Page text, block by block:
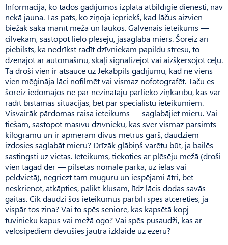
Informācijā, ko tādos gadījumos izplata atbildīgie dienesti, nav
nekā jauna. Tas pats, ko ziņoja iepriekš, kad lāčus aizvien
biežāk sāka manīt mežā un laukos. Galvenais ieteikums —
cilvēkam, sastopot lielo plēsēju, jāsaglabā miers. Šoreiz arī
piebilsts, ka nedrīkst radīt dzīvniekam papildu stresu, to
dzenājot ar automašīnu, skaļi signalizējot vai aizšķērsojot ceļu.
Tā droši vien ir atsauce uz Jēkabpils gadījumu, kad ne viens
vien mēģināja lāci nofilmēt vai vismaz nofotografēt. Taču es
šoreiz iedomājos ne par nezinātāju pārlieko ziņkārību, kas var
radīt bīstamas situācijas, bet par speciālistu ieteikumiem.
Visvairāk pārdomas raisa ieteikums — saglabājiet mieru. Vai
tiešām, sastopot masīvu dzīvnieku, kas sver vismaz pārsimts
kilogramu un ir apmēram divus metrus garš, daudziem
izdosies saglabāt mieru? Drīzāk glābiņš varētu būt, ja bailēs
sastingsti uz vietas. Ieteikums, tiekoties ar plēsēju mežā (droši
vien tagad der — pilsētas nomalē parkā, uz ielas vai
peldvietā), negriezt tam muguru un iespējami ātri, bet
neskrienot, atkāpties, palikt klusam, līdz lācis dodas savās
gaitās. Cik daudzi šos ieteikumus pārbīlī spēs atcerēties, ja
vispār tos zina? Vai to spēs seniore, kas kapsētā kopj
tuvinieku kapus vai mežā ogo? Vai spēs pusaudži, kas ar
velosipēdiem devušies jautrā izklaidē uz ezeru?